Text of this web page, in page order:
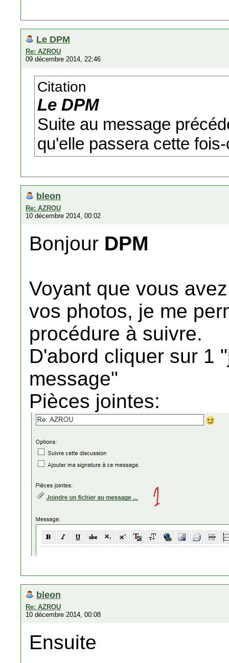
Le DPM
Re: AZROU
09 décembre 2014, 22:46
Citation
Le DPM
Suite au message
qu'elle passera cette
bleon
Re: AZROU
10 décembre 2014, 00:02
Bonjour DPM
Voyant que vous
vos photos, je me
procédure à suivre.
D'abord cliquer sur 1
message"
Pièces jointes:
bleon
Re: AZROU
10 décembre 2014, 00:08
Ensuite